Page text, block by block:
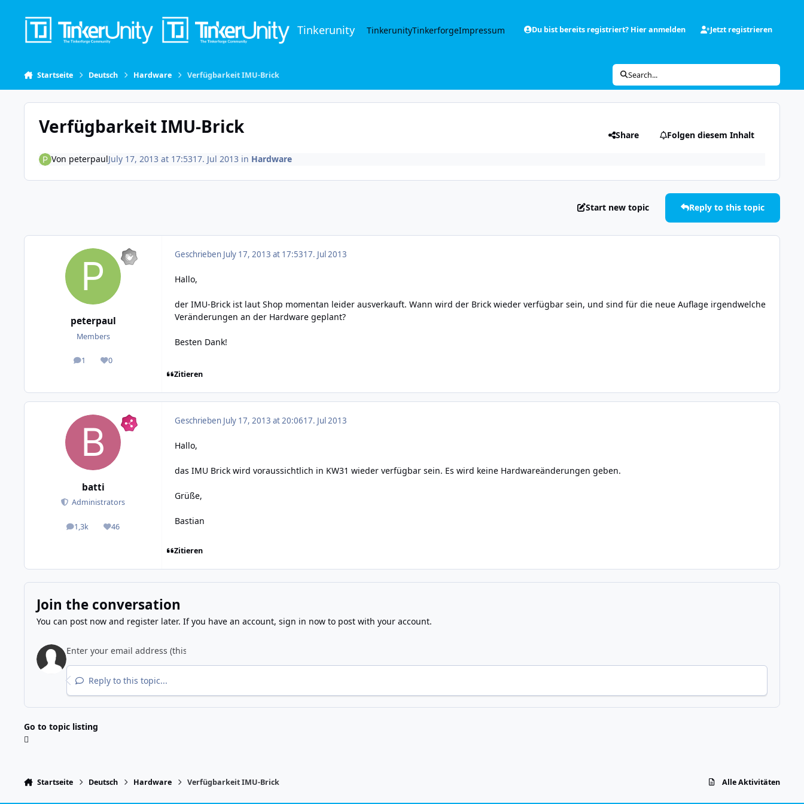
Tinkerunity TinkerunityTinkerforgeImpressum Du bist bereits registriert? Hier anmelden Jetzt registrieren
Startseite Deutsch Hardware Verfügbarkeit IMU-Brick Search...
Verfügbarkeit IMU-Brick Share Folgen diesem Inhalt
Von peterpaulJuly 17, 2013 at 17:5317. Jul 2013 in Hardware
Start new topic Reply to this topic
peterpaul
Members
1
posts 0
Reputation
Geschrieben July 17, 2013 at 17:5317. Jul 2013
Hallo,
der IMU-Brick ist laut Shop momentan leider ausverkauft. Wann wird der Brick wieder verfügbar sein, und sind für die neue Auflage irgendwelche
Veränderungen an der Hardware geplant?
Besten Dank!
Zitieren
batti
Administrators
1,3k
posts 46
Reputation
Geschrieben July 17, 2013 at 20:0617. Jul 2013
Hallo,
das IMU Brick wird voraussichtlich in KW31 wieder verfügbar sein. Es wird keine Hardwareänderungen geben.
Grüße,
Bastian
Zitieren
Join the conversation
You can post now and register later. If you have an account, sign in nowto post with your account.
Reply to this topic...
Go to topic listing
Startseite Deutsch Hardware Verfügbarkeit IMU-Brick Alle Aktivitäten